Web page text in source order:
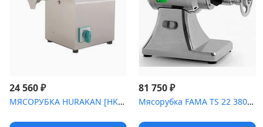
24 560₽
МЯСОРУБКА HURAKAN [HKN-12SS]
81 750₽
Мясорубка FAMA TS 22 380В [(FTS 136UE)]